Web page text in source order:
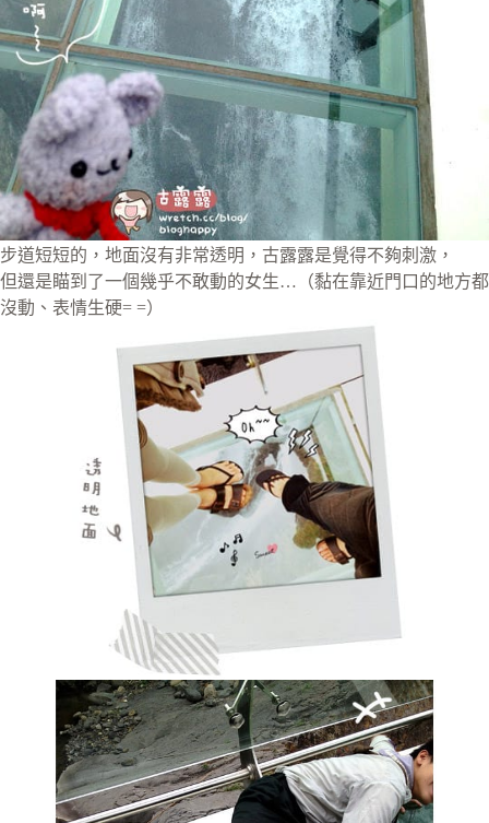
步道短短的，地面沒有非常透明，古露露是覺得不夠刺激，
但還是瞄到了一個幾乎不敢動的女生…（黏在靠近門口的地方都
沒動、表情生硬= =）